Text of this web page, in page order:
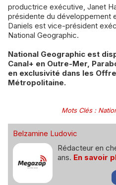
productrice exécutive, Janet
présidente du développement
Daniels est vice-président
National Geographic.
National Geographic est
Canal+ en Outre-Mer,
en exclusivité dans les
Métropolitaine.
Mots Clés:
Belzamine Ludovic
Rédacteur en
ans. En savoir